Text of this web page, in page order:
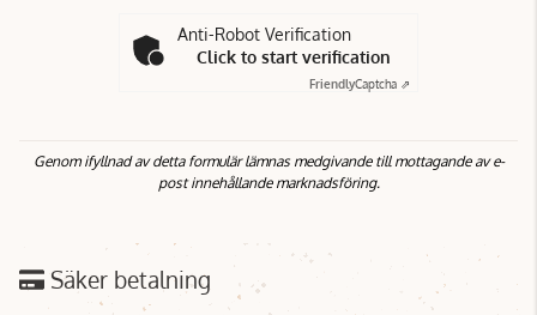
Anti-Robot Verification
Click to start verification
FriendlyCaptcha ⇗
Genom ifyllnad av detta formulär lämnas medgivande till mottagande av e-
post innehållande marknadsföring.
Säker betalning